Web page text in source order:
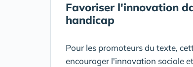
Favoriser l'innovation
handicap
Pour les promoteurs du texte,
encourager l'innovation sociale